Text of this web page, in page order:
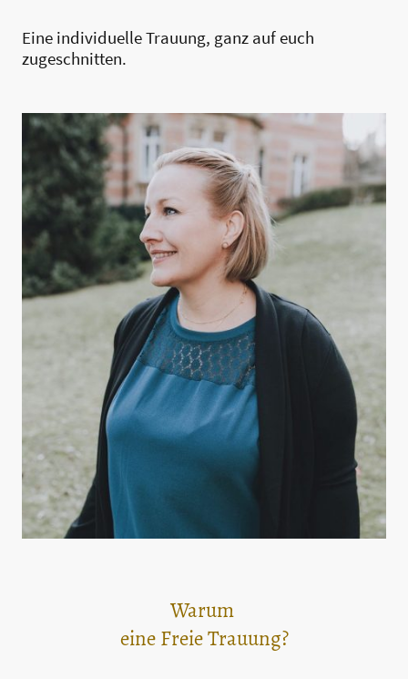
Eine individuelle Trauung, ganz auf euch
zugeschnitten.
Warum
eine Freie Trauung?